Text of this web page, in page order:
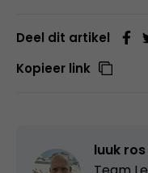
Deel dit artikel
Kopieer link
luuk ros